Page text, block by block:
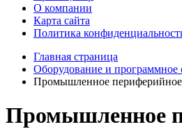
О компании
Карта сайта
Политика
Главная страница
Оборудование и программное
Промышленное периферийное
Промышленное